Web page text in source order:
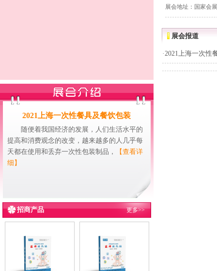
2021上海一次性餐具及餐饮包装
随便着我国经济的发展，人们生活水平的
提高和消费观念的改变，越来越多的人几乎每
天都在使用和丢弃一次性包装制品，
【查看详
细】
招商产品 更多>>
展会地址：国家会
展会报道
· 2021上海一次性